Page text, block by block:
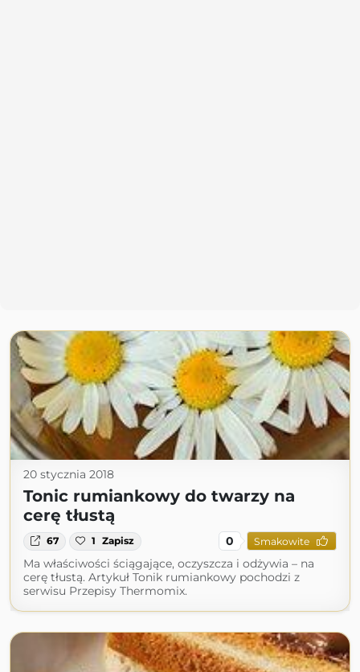
20 stycznia 2018
Tonic rumiankowy do twarzy na
cerę tłustą
67 1 Zapisz 0 Smakowite
Ma właściwości ściągające, oczyszcza i odżywia – na
cerę tłustą. Artykuł Tonik rumiankowy pochodzi z
serwisu Przepisy Thermomix.